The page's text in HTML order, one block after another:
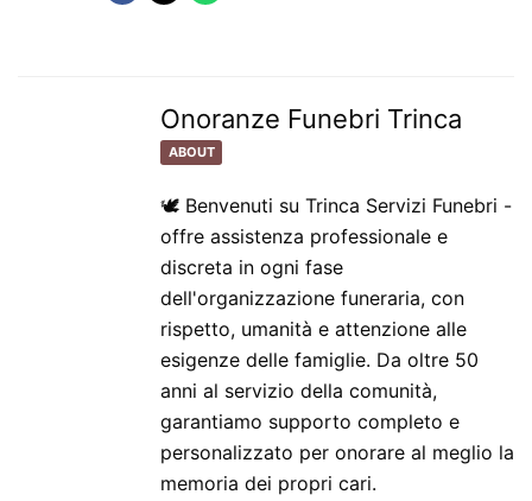
Onoranze Funebri Trinca
ABOUT
🕊️ Benvenuti su Trinca Servizi Funebri -
offre assistenza professionale e
discreta in ogni fase
dell'organizzazione funeraria, con
rispetto, umanità e attenzione alle
esigenze delle famiglie. Da oltre 50
anni al servizio della comunità,
garantiamo supporto completo e
personalizzato per onorare al meglio la
memoria dei propri cari.